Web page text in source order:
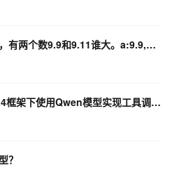
qwen-plus模型回答问题不对，有两个数9.9和9.11谁大。a:9.9,b:9.11，直接回答
请问如何在微软的Autogen 0.4框架下使用Qwen模型实现工具调用？
？